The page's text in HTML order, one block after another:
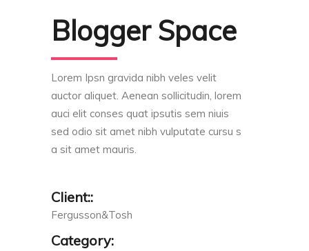
Blogger Space
Lorem Ipsn gravida nibh veles velit
auctor aliquet. Aenean sollicitudin, lorem
auci elit conses quat ipsutis sem niuis
sed odio sit amet nibh vulputate cursu s
a sit amet mauris.
Client::
Fergusson&Tosh
Category: